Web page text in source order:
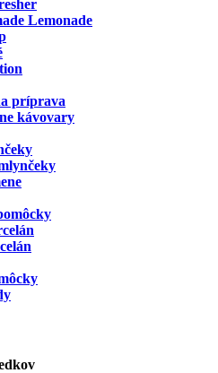
Lemonade
príprava
kávovary